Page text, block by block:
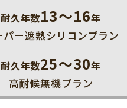
耐久年数13～16年
パー遮熱シリコンプラン
耐久年数25～30年
高耐候無機プラン